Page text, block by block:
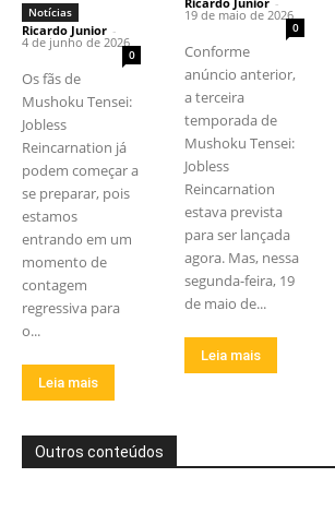
Notícias
Ricardo Junior -
4 de junho de 2026
0
Os fãs de
Mushoku Tensei:
Jobless
Reincarnation já
podem começar a
se preparar, pois
estamos
entrando em um
momento de
contagem
regressiva para
o...
Leia mais
19 de maio de 2026
0
Conforme
anúncio anterior,
a terceira
temporada de
Mushoku Tensei:
Jobless
Reincarnation
estava prevista
para ser lançada
agora. Mas, nessa
segunda-feira, 19
de maio de...
Leia mais
Outros conteúdos